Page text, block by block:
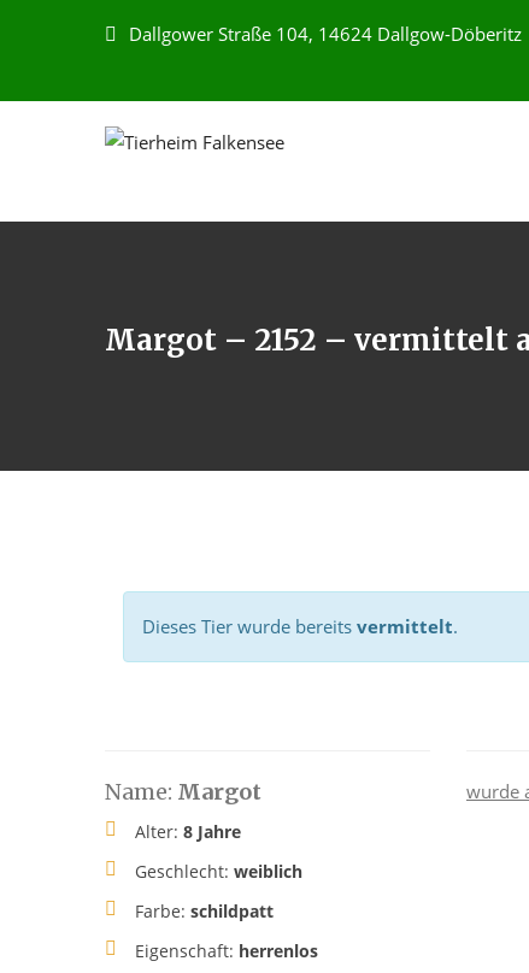
Dallgower Straße 104, 14624 Dallgow-Döberitz
Margot – 2152 – vermittelt
Dieses Tier wurde bereits vermittelt.
Name: Margot
Alter: 8 Jahre
Geschlecht: weiblich
Farbe: schildpatt
Eigenschaft: herrenlos
wurde